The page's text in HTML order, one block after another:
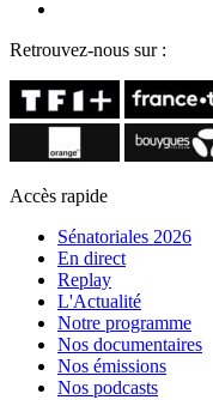
Retrouvez-nous sur :
Accès rapide
Sénatoriales 2026
En direct
Replay
L'Actualité
Notre programme
Nos documentaires
Nos émissions
Nos podcasts